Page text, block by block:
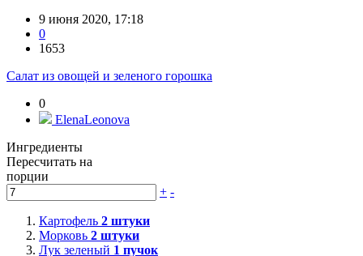
9 июня 2020, 17:18
0
1653
Салат из овощей и зеленого горошка
0
ElenaLeonova
Ингредиенты
Пересчитать на
порции
+ -
Картофель 2 штуки
Морковь 2 штуки
Лук зеленый 1 пучок